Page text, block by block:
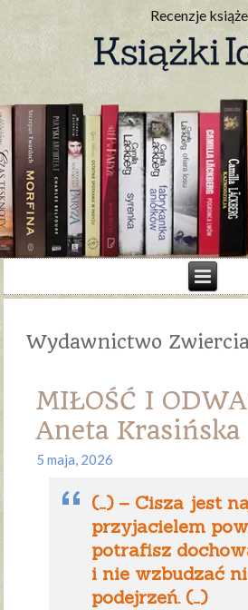
Recenzje
Wydawnictwo
MIŁOŚĆ I
Aneta Krasińska
5 maja, 2026
(…) – Cisza jest
przyjacielem
potrafisz
i nie wzbudzać
podejrzeń. (…)